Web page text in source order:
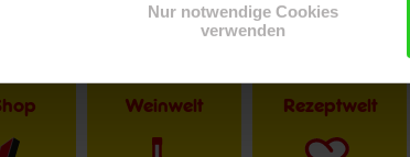
Nur notwendige Cookies
verwenden
Weinwelt Rezeptwelt